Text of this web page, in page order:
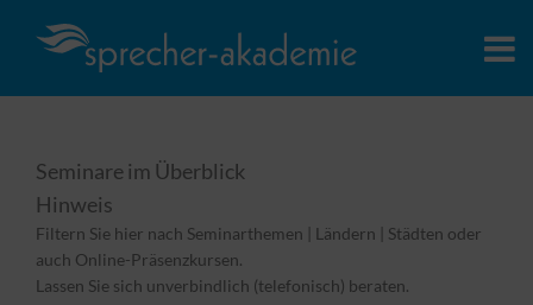
Seminare im Überblick
Hinweis
Filtern Sie hier nach Seminarthemen | Ländern | Städten oder
auch Online-Präsenzkursen.
Lassen Sie sich unverbindlich (telefonisch) beraten.